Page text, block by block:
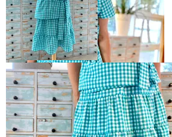
Skjørtet er sydd i
“køkkenternet” bomullsstoff
i en frisk turkis farge
Til skjørtet er det sydd
en omslagstopp så det
blir et todelt antrekk